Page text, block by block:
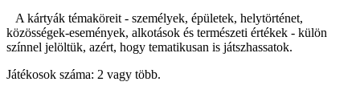
A kártyák témaköreit - személyek, épületek, helytörténet,
közösségek-események, alkotások és természeti értékek - külön
színnel jelöltük, azért, hogy tematikusan is játszhassatok.
Játékosok száma: 2 vagy több.